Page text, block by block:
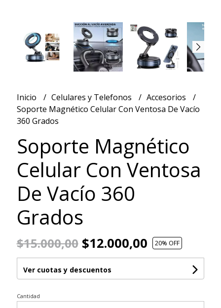
Inicio Celulares y Telefonos
Accesorios
Soporte Magnético Celular Con Ventosa De Vacío
360 Grados
Soporte Magnético
Celular Con Ventosa
De Vacío 360
Grados
$15.000,00$12.000,00 20% OFF
Ver cuotas y descuentos
Cantidad